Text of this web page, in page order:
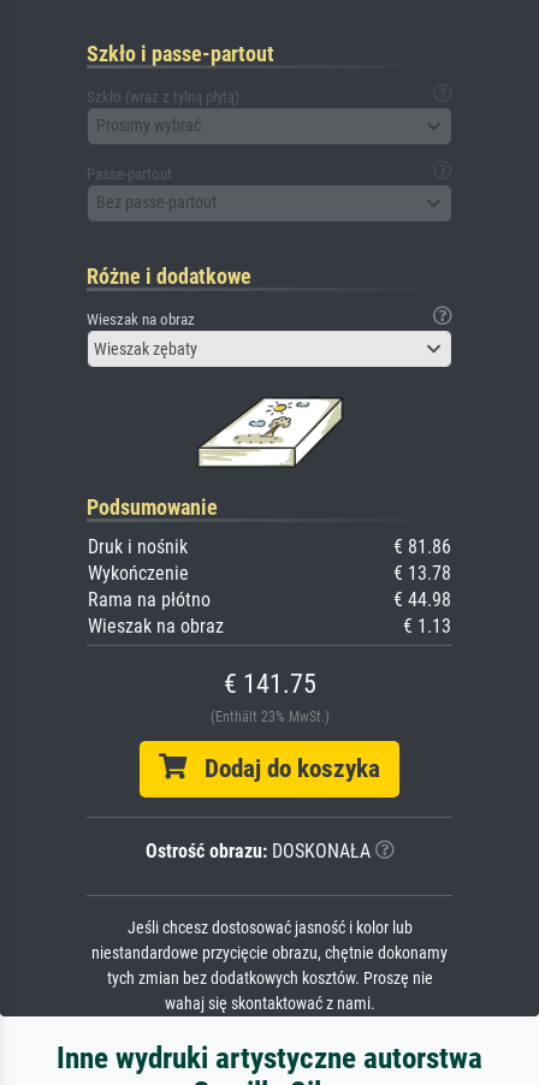
Szkło i passe-partout
Szkło (wraz z tylną płytą)
Prosimy wybrać
Passe-partout
Bez passe-partout
Różne i dodatkowe
Wieszak na obraz
Wieszak zębaty
Podsumowanie
Druk i nośnik
€ 81.86
Wykończenie
€ 13.78
Rama na płótno
€ 44.98
Wieszak na obraz
€ 1.13
€ 141.75
(Enthält 23% MwSt.)
Dodaj do koszyka
Ostrość obrazu:DOSKONAŁA
Jeśli chcesz dostosować jasność i kolor lub
niestandardowe przycięcie obrazu, chętnie dokonamy
tych zmian bez dodatkowych kosztów. Proszę nie
wahaj się skontaktować z nami.
Inne wydruki artystyczne autorstwa